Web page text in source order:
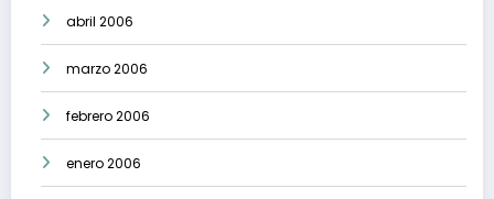
abril 2006
marzo 2006
febrero 2006
enero 2006